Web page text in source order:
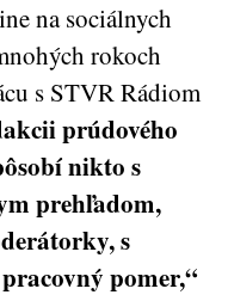
na sociálnych
rokoch
s STVR Rádiom
prúdového
nikto s
prehľadom,
s
pomer,“